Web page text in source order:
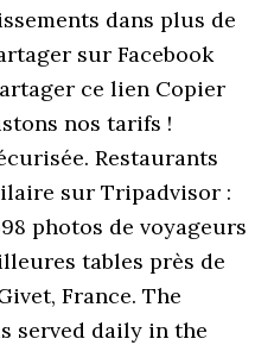
dans plus de
sur Facebook
ce lien Copier
nos tarifs !
Restaurants
sur Tripadvisor :
photos de voyageurs
tables près de
France. The
served daily in the